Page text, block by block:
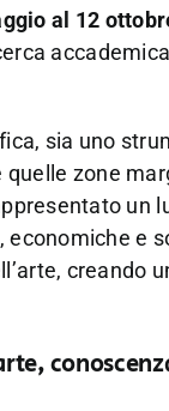
al 12
sia uno
zone
un
e
creando